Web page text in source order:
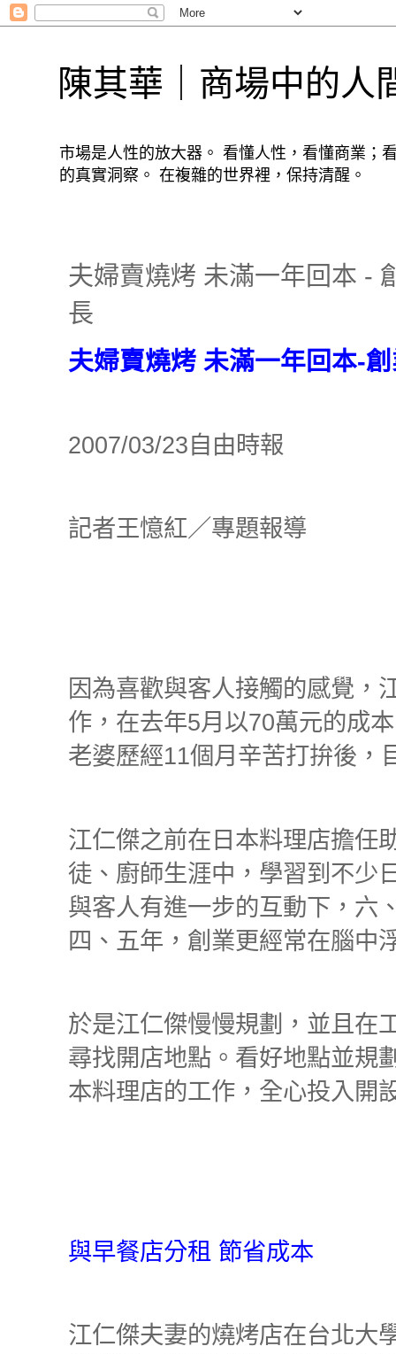
陳其華｜商場中的人
市場是人性的放大器。 看懂人性，看懂商業；
的真實洞察。 在複雜的世界裡，保持清醒。
夫婦賣燒烤 未滿一年回本 -
長
夫婦賣燒烤 未滿一年回本-
2007/03/23自由時報
記者王憶紅／專題報導
因為喜歡與客人接觸的感覺，
作，在去年5月以70萬元的成
老婆歷經11個月辛苦打拚後，
江仁傑之前在日本料理店擔任
徒、廚師生涯中，學習到不少
與客人有進一步的互動下，六
四、五年，創業更經常在腦中
於是江仁傑慢慢規劃，並且在
尋找開店地點。看好地點並規
本料理店的工作，全心投入開
與早餐店分租 節省成本
江仁傑夫妻的燒烤店在台北大